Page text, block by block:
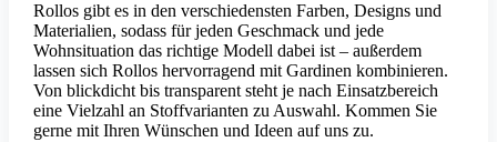
Rollos gibt es in den verschiedensten Farben, Designs und
Materialien, sodass für jeden Geschmack und jede
Wohnsituation das richtige Modell dabei ist – außerdem
lassen sich Rollos hervorragend mit Gardinen kombinieren.
Von blickdicht bis transparent steht je nach Einsatzbereich
eine Vielzahl an Stoffvarianten zu Auswahl. Kommen Sie
gerne mit Ihren Wünschen und Ideen auf uns zu.